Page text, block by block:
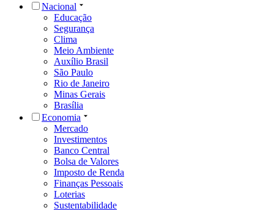
Nacional
Educação
Segurança
Clima
Meio Ambiente
Auxílio Brasil
São Paulo
Rio de Janeiro
Minas Gerais
Brasília
Economia
Mercado
Investimentos
Banco Central
Bolsa de Valores
Imposto de Renda
Finanças Pessoais
Loterias
Sustentabilidade